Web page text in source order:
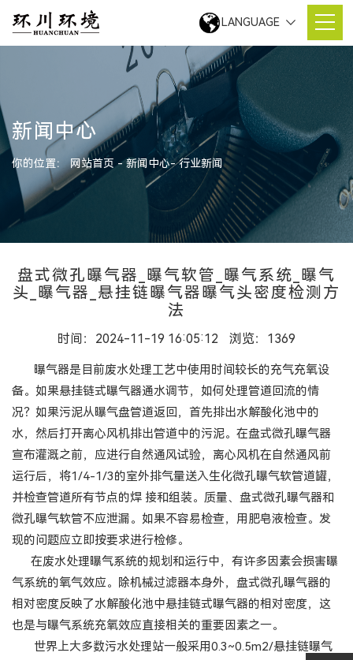
LANGUAGE
新闻中心
你的位置：网站首页 新闻中心 行业新闻
盘式微孔曝气器_曝气软管_曝气系统_曝气
头_曝气器_悬挂链曝气器曝气头密度检测方
法
时间：2024-11-19 16:05:12 浏览： 1369
曝气器是目前废水处理工艺中使用时间较长的充气充氧设
备。如果悬挂链式曝气器通水调节，如何处理管道回流的情
况？如果污泥从曝气盘管道返回，首先排出水解酸化池中的
水，然后打开离心风机排出管道中的污泥。在盘式微孔曝气器
宣布灌溉之前，应进行自然通风试验，离心风机在自然通风前
运行后，将1/4-1/3的室外排气量送入生化微孔曝气软管道罐，
并检查管道所有节点的焊 接和组装。质量、盘式微孔曝气器和
微孔曝气软管不应泄漏。如果不容易检查，用肥皂液检查。发
现的问题应立即按要求进行检修。
在废水处理曝气系统的规划和运行中，有许多因素会损害曝
气系统的氧气效应。除机械过滤器本身外，盘式微孔曝气器的
相对密度反映了水解酸化池中悬挂链式曝气器的相对密度，这
也是与曝气系统充氧效应直接相关的重要因素之一。
世界上大多数污水处理站一般采用0.3~0.5m2/悬挂链曝气